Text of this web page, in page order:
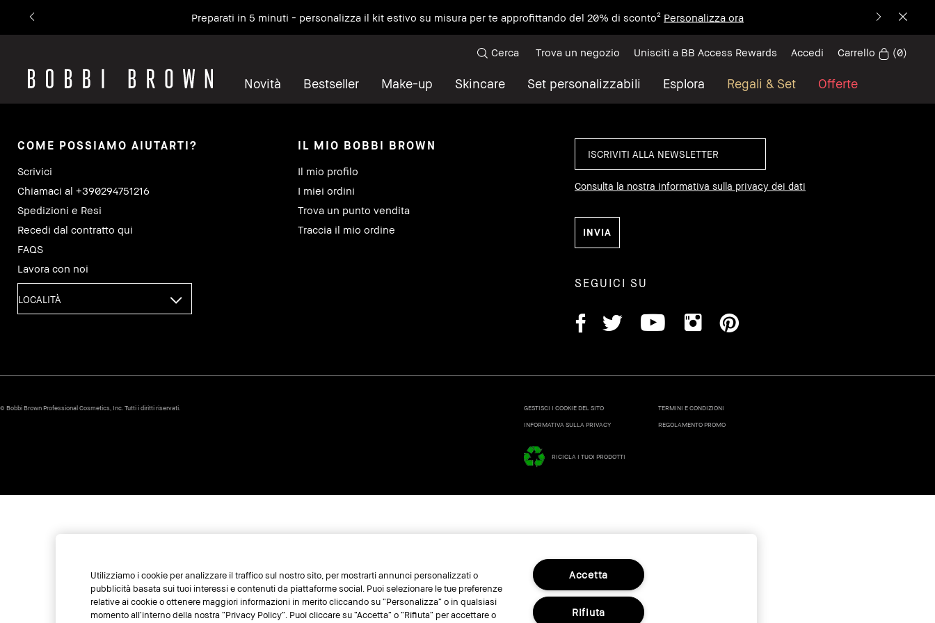
Preparati in 5 minuti - personalizza il kit estivo su misura per te approfittando del 20% di sconto² Personalizza ora
Novità Bestseller Make-up Skincare Set personalizzabili Esplora Regali & Set Offerte
Cerca Trova un negozio Unisciti a BB Access Rewards Accedi Carrello (0)
COME POSSIAMO AIUTARTI?
Scrivici
Chiamaci al +390294751216
Spedizioni e Resi
Recedi dal contratto qui
FAQS
Lavora con noi
LOCALITÀ
IL MIO BOBBI BROWN
Il mio profilo
I miei ordini
Trova un punto vendita
Traccia il mio ordine
Consulta la nostra informativa sulla privacy dei dati
SEGUICI SU
© Bobbi Brown Professional Cosmetics, Inc. Tutti i diritti riservati. GESTISCI I COOKIE DEL SITO TERMINI E CONDIZIONI
INFORMATIVA SULLA PRIVACY REGOLAMENTO PROMO
RICICLA I TUOI PRODOTTI
Utilizziamo i cookie per analizzare il traffico sul nostro sito, per mostrarti annunci personalizzati o
pubblicità basata sui tuoi interessi e contenuti da piattaforme social. Puoi selezionare le tue preferenze
relative ai cookie o ottenere maggiori informazioni in merito cliccando su “Personalizza” o in qualsiasi
momento all’interno della nostra “Privacy Policy”. Puoi cliccare su “Accetta” o “Rifiuta” per accettare o
Accetta
Rifiuta